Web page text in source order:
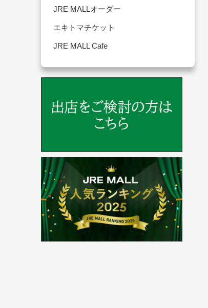
JRE MALLオーダー
エキトマチケット
JRE MALL Cafe